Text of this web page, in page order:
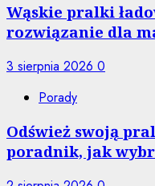
Wąskie pralki
rozwiązanie dla
3 sierpnia 2026 0
Porady
Odśwież swoją
poradnik, jak